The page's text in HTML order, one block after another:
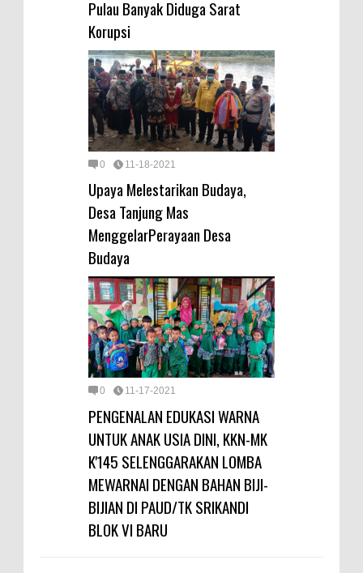
Pulau Banyak Diduga Sarat
Korupsi
0 11-18-2021
Upaya Melestarikan Budaya,
Desa Tanjung Mas
MenggelarPerayaan Desa
Budaya
0 11-17-2021
PENGENALAN EDUKASI WARNA
UNTUK ANAK USIA DINI, KKN-MK
K'145 SELENGGARAKAN LOMBA
MEWARNAI DENGAN BAHAN BIJI-
BIJIAN DI PAUD/TK SRIKANDI
BLOK VI BARU